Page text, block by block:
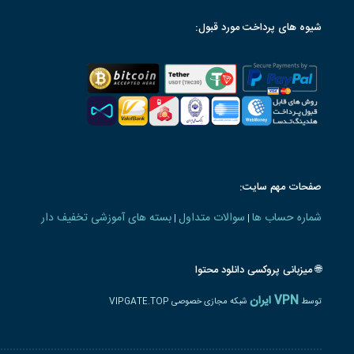
شیوه های پرداخت مورد قبول:
صفحات مهم سایت:
شماره حساب ها | سوالات متداول | بسته های آموزشی تخفیف دار
🌐 میزبانی پروکسی دانلود محتوا
توسط VPN ایران شبکه مجازی خصوصی VIPGATE.TOP